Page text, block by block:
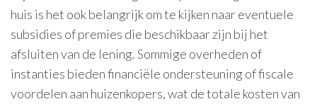
huis is het ook belangrijk om te kijken naar eventuele
subsidies of premies die beschikbaar zijn bij het
afsluiten van de lening. Sommige overheden of
instanties bieden financiële ondersteuning of fiscale
voordelen aan huizenkopers, wat de totale kosten van